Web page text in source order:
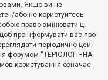
Якщо ви не
і/або не користуйтесь
право змінювати ці
проінформувати вас про
періодично цей
форумом “ТЕРІОЛОГІЧНА
користування означає